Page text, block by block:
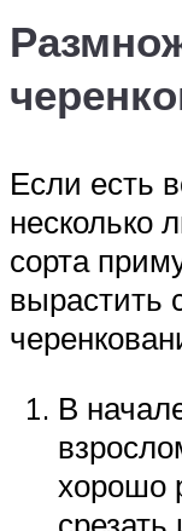
Если есть
несколько
сорта
вырастить
В
хорошо
срезать